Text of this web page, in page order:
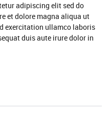
adipiscing elit sed do
et dolore magna aliqua ut
exercitation ullamco laboris
duis aute irure dolor in